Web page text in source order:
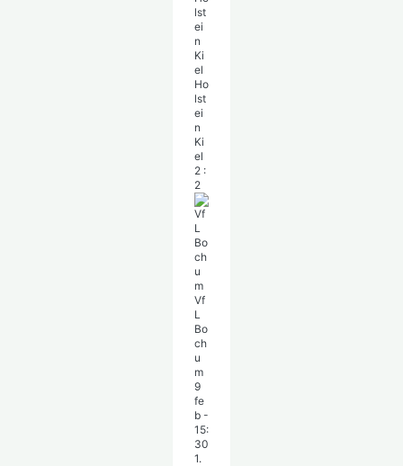
Ho
lst
ei
n
Ki
el
2 :
2
Vf
L
Bo
ch
u
m
9
fe
b -
15:
30
1.